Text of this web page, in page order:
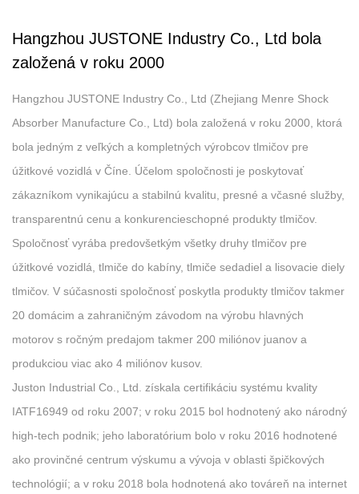
Hangzhou JUSTONE Industry Co., Ltd bola
založená v roku 2000
Hangzhou JUSTONE Industry Co., Ltd (Zhejiang Menre Shock
Absorber Manufacture Co., Ltd) bola založená v roku 2000, ktorá
bola jedným z veľkých a kompletných výrobcov tlmičov pre
úžitkové vozidlá v Číne. Účelom spoločnosti je poskytovať
zákazníkom vynikajúcu a stabilnú kvalitu, presné a včasné služby,
transparentnú cenu a konkurencieschopné produkty tlmičov.
Spoločnosť vyrába predovšetkým všetky druhy tlmičov pre
úžitkové vozidlá, tlmiče do kabíny, tlmiče sedadiel a lisovacie diely
tlmičov. V súčasnosti spoločnosť poskytla produkty tlmičov takmer
20 domácim a zahraničným závodom na výrobu hlavných
motorov s ročným predajom takmer 200 miliónov juanov a
produkciou viac ako 4 miliónov kusov.
Juston Industrial Co., Ltd. získala certifikáciu systému kvality
IATF16949 od roku 2007; v roku 2015 bol hodnotený ako národný
high-tech podnik; jeho laboratórium bolo v roku 2016 hodnotené
ako provinčné centrum výskumu a vývoja v oblasti špičkových
technológií; a v roku 2018 bola hodnotená ako továreň na internet